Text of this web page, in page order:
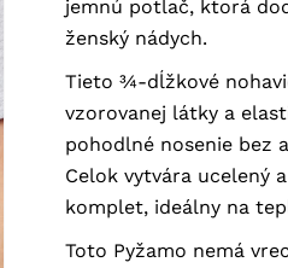
jemnú potlač, ktorá
ženský nádych.
Tieto ¾-dĺžkové
vzorovanej látky a
pohodlné nosenie bez
Celok vytvára ucelený
komplet, ideálny na
Toto Pyžamo nemá